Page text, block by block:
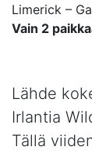
Limerick –
Vain 2
Lähde
Irlantia
Tällä